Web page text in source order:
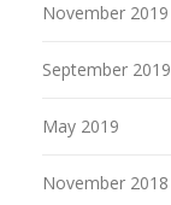
November 2019
September 2019
May 2019
November 2018